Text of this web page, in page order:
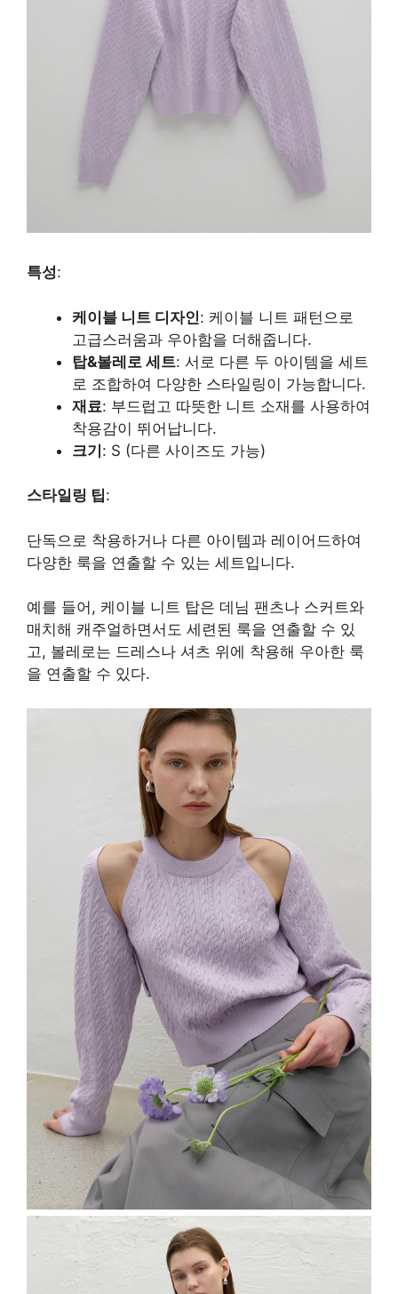
특성:
케이블 니트 디자인: 케이블 니트 패턴으로
고급스러움과 우아함을 더해줍니다.
탑&볼레로 세트: 서로 다른 두 아이템을 세트
로 조합하여 다양한 스타일링이 가능합니다.
재료: 부드럽고 따뜻한 니트 소재를 사용하여
착용감이 뛰어납니다.
크기: S (다른 사이즈도 가능)
스타일링 팁:
단독으로 착용하거나 다른 아이템과 레이어드하여
다양한 룩을 연출할 수 있는 세트입니다.
예를 들어, 케이블 니트 탑은 데님 팬츠나 스커트와
매치해 캐주얼하면서도 세련된 룩을 연출할 수 있
고, 볼레로는 드레스나 셔츠 위에 착용해 우아한 룩
을 연출할 수 있다.